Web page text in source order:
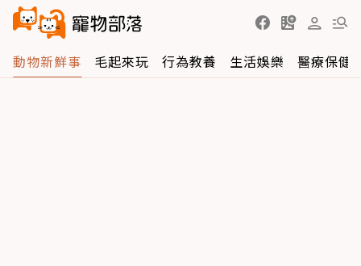
動物新鮮事 毛起來玩 行為教養 生活娛樂 醫療保健